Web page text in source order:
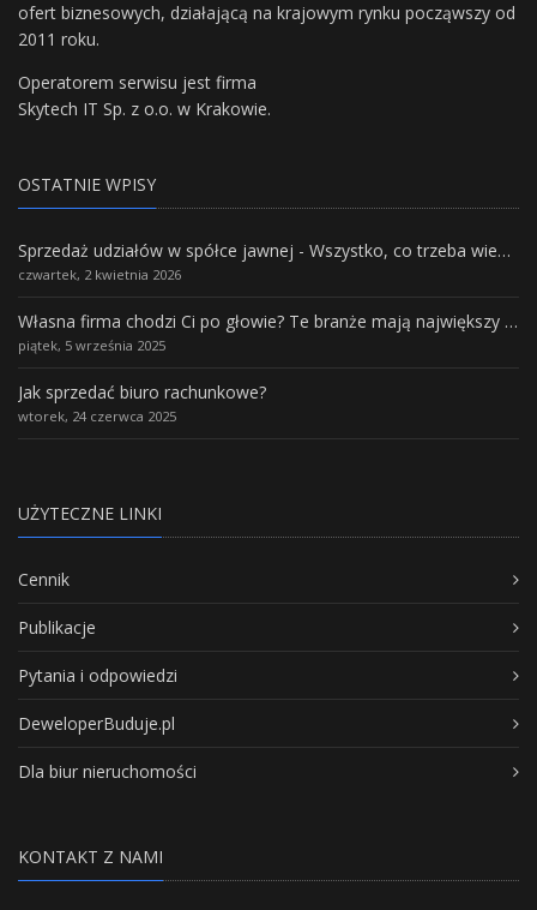
ofert biznesowych, działającą na krajowym rynku począwszy od
2011 roku.
Operatorem serwisu jest firma
Skytech IT Sp. z o.o. w Krakowie.
OSTATNIE WPISY
Sprzedaż udziałów w spółce jawnej - Wszystko, co trzeba wiedzieć.
czwartek, 2 kwietnia 2026
Własna firma chodzi Ci po głowie? Te branże mają największy potencjał rozwoju
piątek, 5 września 2025
Jak sprzedać biuro rachunkowe?
wtorek, 24 czerwca 2025
UŻYTECZNE LINKI
Cennik
Publikacje
Pytania i odpowiedzi
DeweloperBuduje.pl
Dla biur nieruchomości
KONTAKT Z NAMI